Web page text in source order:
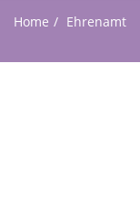
Home Ehrenamt